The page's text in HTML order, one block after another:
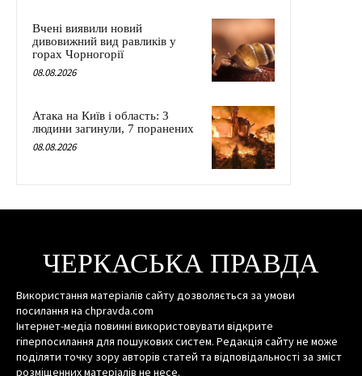
Вчені виявили новий
дивовижний вид равликів у
горах Чорногорії
08.08.2026
Атака на Київ і область: 3
людини загинули, 7 поранених
08.08.2026
ЧЕРКАСЬКА ПРАВДА
Використання матеріалів сайту дозволяється за умови
посилання на chpravda.com
Інтернет-медіа повинні використовувати відкрите
гіперпосилання для пошукових систем. Редакція сайту не може
поділяти точку зору авторів статей та відповідальності за зміст
розміщенних матеріалів не несе.